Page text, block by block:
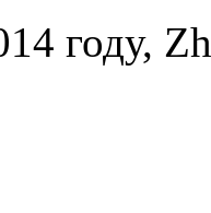
году,